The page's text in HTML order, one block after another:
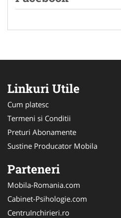
Linkuri Utile
Cum platesc
Termeni si Conditii
Preturi Abonamente
Sustine Producator Mobila
Parteneri
Mobila-Romania.com
Cabinet-Psihologie.com
CentruInchirieri.ro